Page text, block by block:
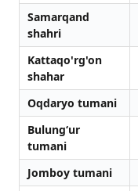
Samarqand
shahri
Kattaqo'rg'on
shahar
Oqdaryo tumani
Bulung‘ur
tumani
Jomboy tumani